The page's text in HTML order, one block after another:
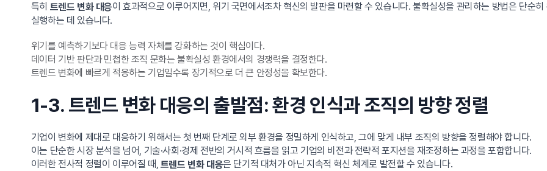
특히 트렌드 변화 대응이 효과적으로 이루어지면, 위기 국면에서조차 혁신의 발판을 마련할 수 있습니다. 불확실성을 관리하는 방법은 단순
실행하는 데 있습니다.
위기를 예측하기보다 대응 능력 자체를 강화하는 것이 핵심이다.
데이터 기반 판단과 민첩한 조직 문화는 불확실성 환경에서의 경쟁력을 결정한다.
트렌드 변화에 빠르게 적응하는 기업일수록 장기적으로 더 큰 안정성을 확보한다.
1-3. 트렌드 변화 대응의 출발점: 환경 인식과 조직의 방향 정렬
기업이 변화에 제대로 대응하기 위해서는 첫 번째 단계로 외부 환경을 정밀하게 인식하고, 그에 맞게 내부 조직의 방향을 정렬해야 합니다.
이는 단순한 시장 분석을 넘어, 기술·사회·경제 전반의 거시적 흐름을 읽고 기업의 비전과 전략적 포지션을 재조정하는 과정을 포함합니다.
이러한 전사적 정렬이 이루어질 때, 트렌드 변화 대응은 단기적 대처가 아닌 지속적 혁신 체계로 발전할 수 있습니다.